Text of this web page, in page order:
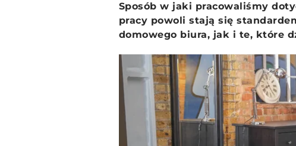
Sposób w jaki pracowaliśmy
pracy powoli stają się
domowego biura, jak i te, które